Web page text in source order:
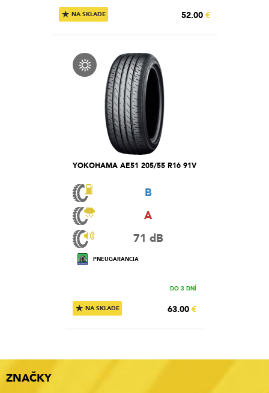
★ NA SKLADE 52.00 €
YOKOHAMA AE51 205/55 R16 91V
B
A
71 dB
★ NA SKLADE
PNEUGARANCIA
DO 3 DNÍ
63.00 €
ZNAČKY